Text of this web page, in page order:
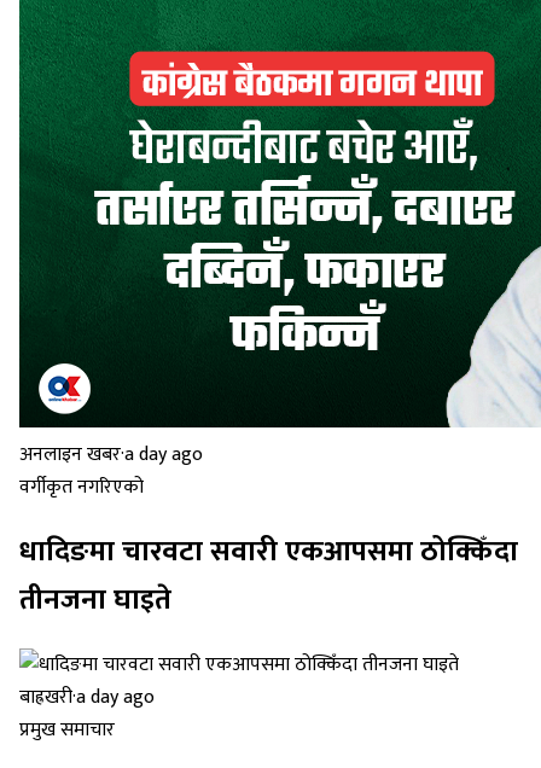
अनलाइन खबर·a day ago
वर्गीकृत नगरिएको
धादिङमा चारवटा सवारी एकआपसमा ठोक्किँदा
तीनजना घाइते
बाह्रखरी·a day ago
प्रमुख समाचार